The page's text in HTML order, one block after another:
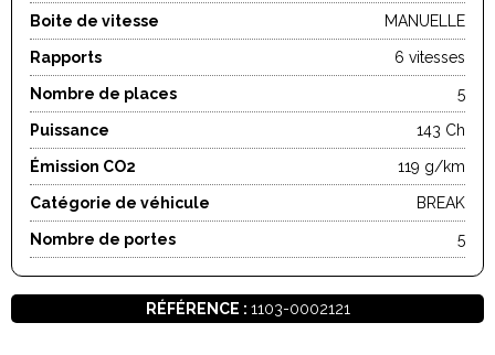
Boite de vitesse MANUELLE
Rapports 6 vitesses
Nombre de places 5
Puissance 143 Ch
Émission CO2 119 g/km
Catégorie de véhicule BREAK
Nombre de portes 5
RÉFÉRENCE : 1103-0002121